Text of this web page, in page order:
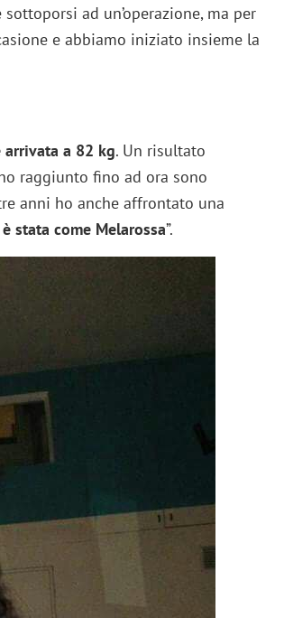
ad un’operazione, ma per
e abbiamo iniziato insieme la
arrivata a 82 kg. Un risultato
raggiunto fino ad ora sono
anni ho anche affrontato una
stata come Melarossa”.